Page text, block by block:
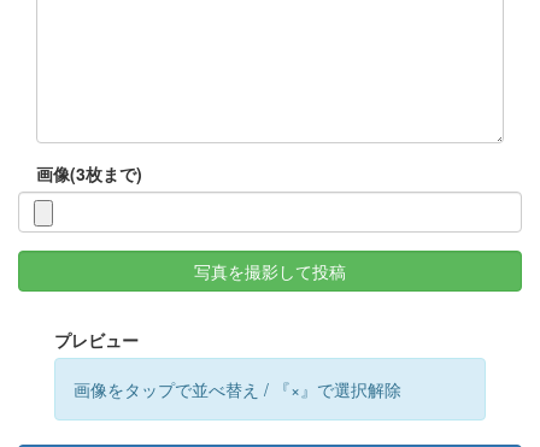
画像(3枚まで)
写真を撮影して投稿
プレビュー
画像をタップで並べ替え / 『×』で選択解除